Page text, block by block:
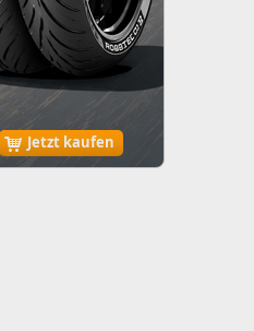
Jetzt kaufen